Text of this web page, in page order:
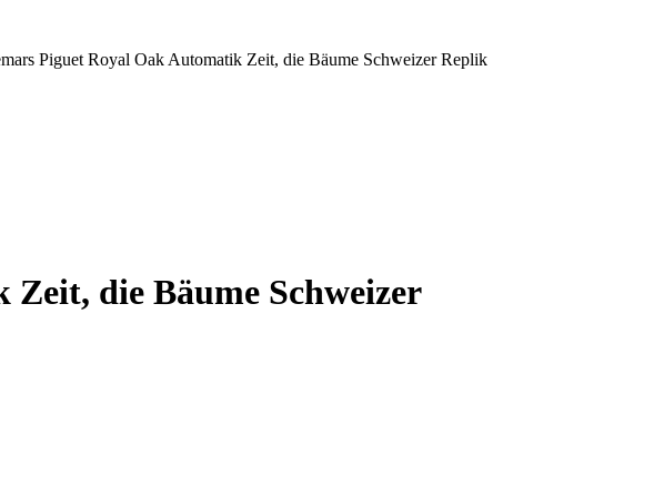
Piguet Royal Oak Automatik Zeit, die Bäume Schweizer Replik
die Bäume Schweizer